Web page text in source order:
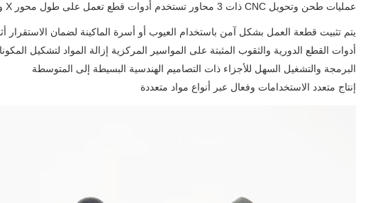
عمليات طحن وتحويل CNC ذات 3 محاور تستخدم أدوات قطع تعمل على طول محور X و Y و Z لإنشاء مكونات دقيقة بدقة استثنائية.
يتم تثبيت قطعة العمل بشكل آمن باستخدام العيوب أو أسرة الماكينة لضمان الاستقرار
أدوات القطع الدورية والثقوب المثبتة على المواسير المركزية إزالة المواد لتشكيل
البرمجة والتشغيل السهل للأجزاء ذات التصاميم الهندسية البسيطة إلى المتوسطة
إنتاج متعدد الاستخدامات وفعال عبر أنواع مواد متعددة